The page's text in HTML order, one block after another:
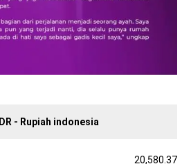
IDR - Rupiah indonesia
20,580.37